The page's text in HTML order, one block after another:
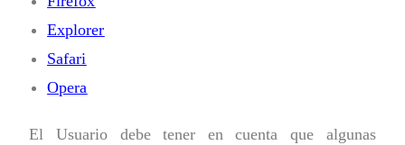
Explorer
Safari
Opera
El Usuario debe tener en cuenta que algunas